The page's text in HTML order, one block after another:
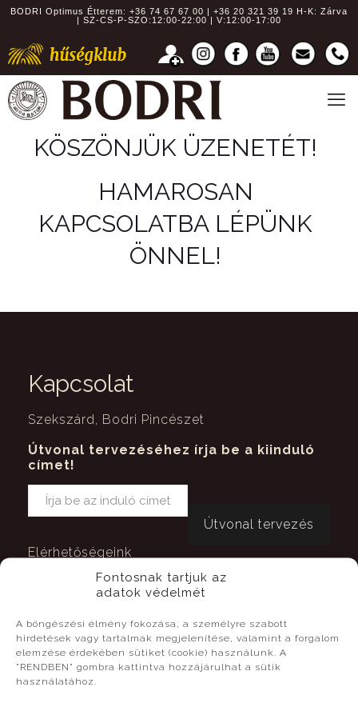
Fontosnak tartjuk az
adatok védelmét
A böngészési élmény fokozása, a személyre szabott
hirdetések vagy tartalmak megjelenítése, valamint a forgalom
elemzése érdekében sütiket (cookie) használunk. A
"RENDBEN" gombra kattintva hozzájárulhat a sütik
használatához.
BODRI Optimus Étterem: +36 74 67 67 00 | +36 20 321 39 19 H-K: Zárva
| SZ-CS-P-SZO:12:00-22:00 | V:12:00-17:00
KÖSZÖNJÜK ÜZENETÉT!
HAMAROSAN
KAPCSOLATBA LÉPÜNK
ÖNNEL!
Kapcsolat
Szekszárd, Bodri Pincészet
Útvonal tervezéséhez írja be a kiinduló
címet!
Elérhetőségeink
Vendéglátás